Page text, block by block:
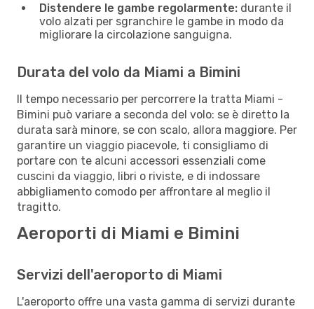
Distendere le gambe regolarmente: durante il
volo alzati per sgranchire le gambe in modo da
migliorare la circolazione sanguigna.
Durata del volo da Miami a Bimini
Il tempo necessario per percorrere la tratta Miami -
Bimini può variare a seconda del volo: se è diretto la
durata sarà minore, se con scalo, allora maggiore. Per
garantire un viaggio piacevole, ti consigliamo di
portare con te alcuni accessori essenziali come
cuscini da viaggio, libri o riviste, e di indossare
abbigliamento comodo per affrontare al meglio il
tragitto.
Aeroporti di Miami e Bimini
Servizi dell'aeroporto di Miami
L'aeroporto offre una vasta gamma di servizi durante